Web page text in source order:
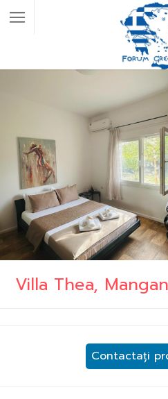
Villa Thea,
Contactați